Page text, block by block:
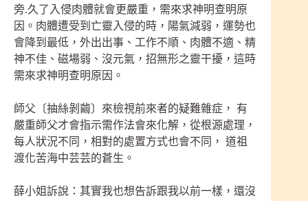
旁.久了入侵肉體就會更嚴重，需來求神明查明原
因。肉體遭受到亡靈入侵的時，陽氣減弱，運勢也
會降到最低，外出出事、工作不順、肉體不適、精
神不佳、磁場弱、沒元氣，招無形之靈干擾，這時
需來求神明查明原因。
師父〔抽絲剝繭〕來檢視前來者的疑難雜症， 有
嚴重師父才會指示需作法會來化解，從根源處理，
每人狀況不同，相對的處置方式也會不同， 道祖
渡化苦海中芸芸的蒼生。
薛小姐訴說：其實我也想告訴跟我以前一樣，還沒